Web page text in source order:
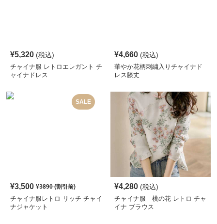
¥5,320 (税込)
チャイナ服 レトロエレガント チ
ャイナドレス
¥4,660 (税込)
華やか花柄刺繍入りチャイナド
レス膝丈
SALE
¥3,500 ¥3890(割引前)
チャイナ服レトロ リッチ チャイ
ナジャケット
¥4,280 (税込)
チャイナ服 桃の花 レトロ チャ
イナ ブラウス